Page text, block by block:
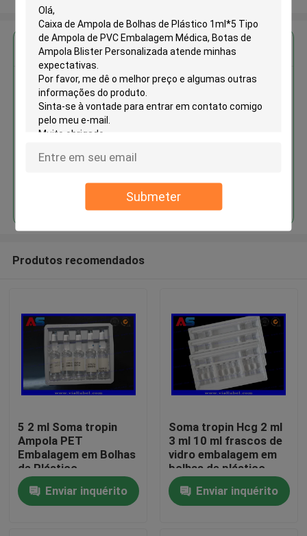
Submeter
Casa
Produtos
Obter o melhor preço para
Caixa de Ampola de Bolhas de
Plástico 1ml*5 Tipo de Ampola
Personalizada
Continue
Produtos recomendados
5 2 ml Soma tropin
Ampola PET
Embalagem em Bolhas
de Plástico
Enviar inquérito
Soma tropin Hcg 2 ml
3 ml 10 ml frascos de
vidro embalagem em
bolhas de plástico
para frascos de
peptídeosEnviar inquérito